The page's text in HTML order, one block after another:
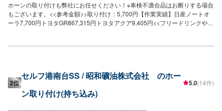
ホーンの取り付けも弊社にお任せください！※車検不適合品はお断りする場合
もございます。<<参考金額>>取り付け：5,700円【作業実績】日産ノートオ
ーラ7,700円トヨタGR867,315円トヨタアクア9,405円<<フリードリンクやキ
在籍>>自動車検査員が5名、二級整備士が5名、車体整備士が1名と、多数の
よりお待ちしております！
2位
セルフ港南台SS / 昭和礦油株式会社 のホー
ン取り付け(持ち込み)
5.0(14件)